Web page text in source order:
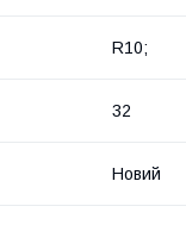
R10;
32
Новий